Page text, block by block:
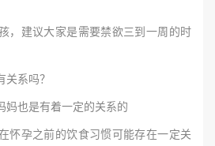
建议大家是需要禁欲三到一周的时
系吗？
也是有着一定的关系的
孕之前的饮食习惯可能存在一定关